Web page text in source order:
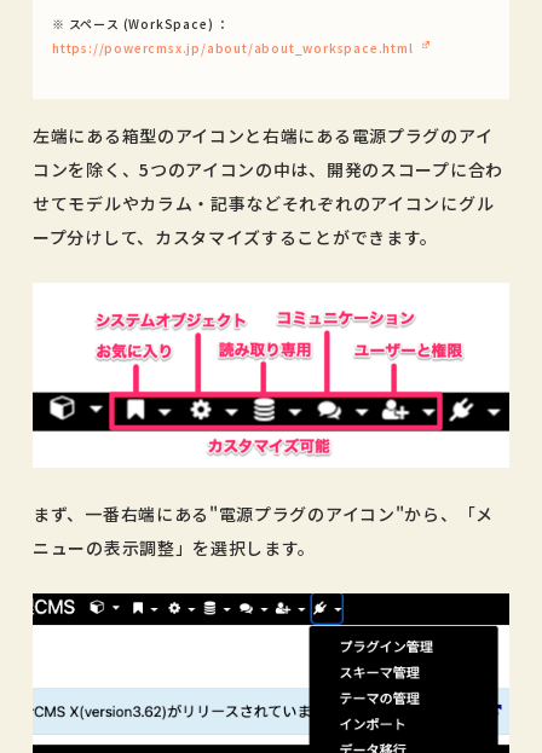
※ スペース (WorkSpace) ：
https://powercmsx.jp/about/about_workspace.html
左端にある箱型のアイコンと右端にある電源プラグのアイ
コンを除く、5つのアイコンの中は、開発のスコープに合わ
せてモデルやカラム・記事などそれぞれのアイコンにグル
ープ分けして、カスタマイズすることができます。
まず、一番右端にある"電源プラグのアイコン"から、「メ
ニューの表示調整」を選択します。